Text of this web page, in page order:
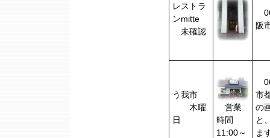
レストラ
ンmitte
未確認
阪
う我市
木曜
日
営業
時間
11:00～
市
の
と
ま